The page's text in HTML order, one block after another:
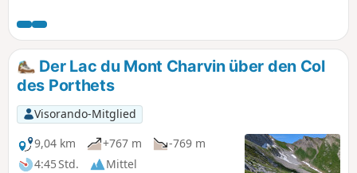
Der Lac du Mont Charvin über den Col
des Porthets
Visorando-Mitglied
9,04 km
+767 m
-769 m
4:45 Std.
Mittel